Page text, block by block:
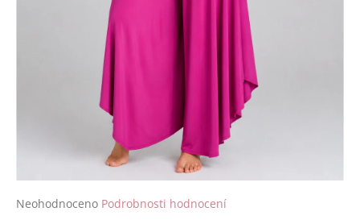
Průměrné
Neohodnoceno Podrobnosti hodnocení